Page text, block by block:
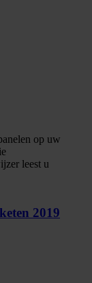
op uw
leest u
2019